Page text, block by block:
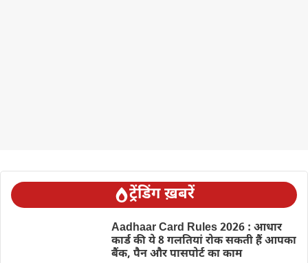
ट्रेंडिंग ख़बरें
Aadhaar Card Rules 2026 : आधार
कार्ड की ये 8 गलतियां रोक सकती हैं आपका
बैंक, पैन और पासपोर्ट का काम